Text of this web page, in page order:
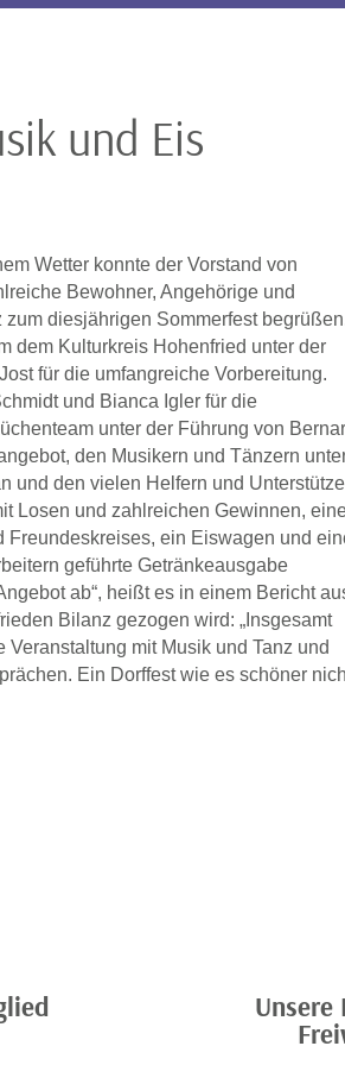
und Eis
Wetter konnte der Vorstand von
Bewohner, Angehörige und
zum diesjährigen Sommerfest
dem Kulturkreis Hohenfried unter der
für die umfangreiche Vorbereitung.
und Bianca Igler für die
unter der Führung von
den Musikern und Tänzern
und den vielen Helfern und
Losen und zahlreichen Gewinnen,
Freundeskreises, ein Eiswagen und
geführte Getränkeausgabe
ab“, heißt es in einem Bericht
Bilanz gezogen wird: „Insgesamt
mit Musik und Tanz und
Ein Dorffest wie es schöner
Unsere